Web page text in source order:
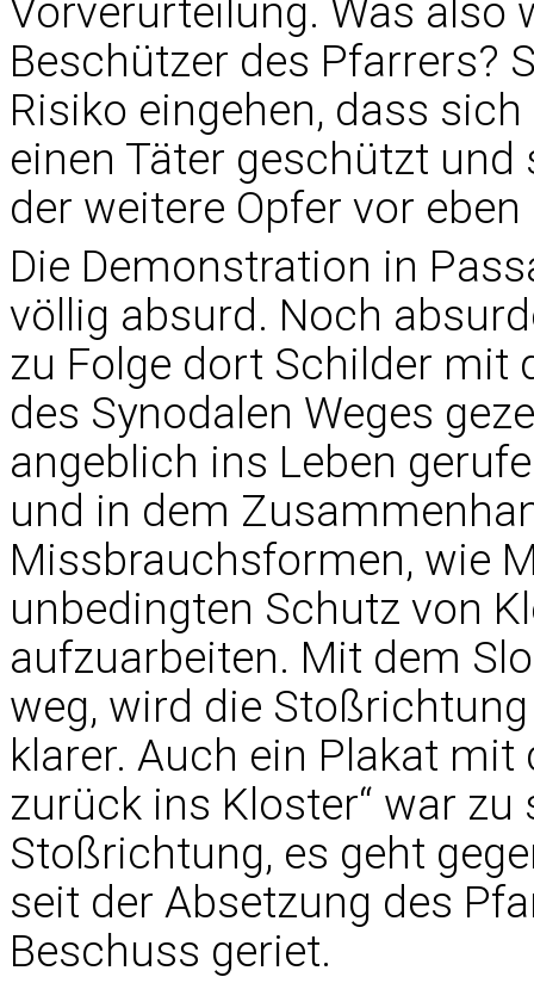
Vorverurteilung. Was also
Beschützer des Pfarrers?
Risiko eingehen, dass
einen Täter geschützt
der weitere Opfer vor
Die Demonstration in
völlig absurd. Noch
zu Folge dort Schilder mit
des Synodalen Weges
angeblich ins Leben
und in dem
Missbrauchsformen, wie
unbedingten Schutz von
aufzuarbeiten. Mit dem
weg, wird die
klarer. Auch ein Plakat
zurück ins Kloster“ war
Stoßrichtung, es geht
seit der Absetzung des
Beschuss geriet.